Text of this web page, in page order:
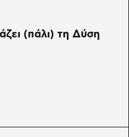
(πάλι) τη Δύση